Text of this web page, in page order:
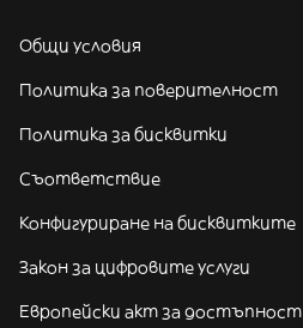
Общи условия
Политика за поверителност
Политика за бисквитки
Съответствие
Конфигуриране на бисквитките
Закон за цифровите услуги
Европейски акт за достъпност